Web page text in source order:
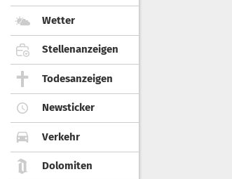
Wetter
Stellenanzeigen
Todesanzeigen
Newsticker
Verkehr
Dolomiten